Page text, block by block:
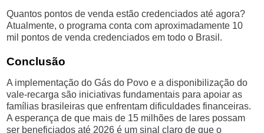
Quantos pontos de venda estão credenciados até agora?
Atualmente, o programa conta com aproximadamente 10
mil pontos de venda credenciados em todo o Brasil.
Conclusão
A implementação do Gás do Povo e a disponibilização do
vale-recarga são iniciativas fundamentais para apoiar as
famílias brasileiras que enfrentam dificuldades financeiras.
A esperança de que mais de 15 milhões de lares possam
ser beneficiados até 2026 é um sinal claro de que o